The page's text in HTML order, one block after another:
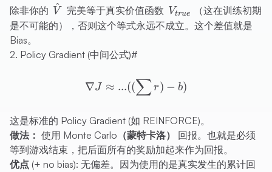
除非你的 \hat{V}
V
^ 完美等于真实价值函数 V_{true}
Vtrue
（这在训练初期
是不可能的），否则这个等式永远不成立。这个差值就是
Bias。
2. Policy Gradient (中间公式)#
\nabla J \approx ...
∇J ≈ ...((∑r) − b)
这是标准的 Policy Gradient (如 REINFORCE)。
做法： 使用 Monte Carlo（蒙特卡洛）
回报。也就是必须
等到游戏结束，把后面所有的奖励加起来作为回报。
优点 (+ no bias): 无偏差。因为使用的是真实发生的累计回